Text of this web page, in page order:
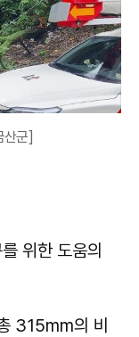
산군]
위한 도움의
315mm의 비